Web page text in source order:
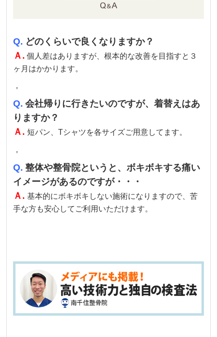
Q. どのくらいで良くなりますか？
Ａ. 個人差はありますが、根本的な改善を目指すと３
ヶ月はかかります。
，
Q. 会社帰りに行きたいのですが、着替えはあ
りますか？
Ａ.短パン、Tシャツを各サイズご用意してます。
，
Q. 整体や整骨院というと、ボキボキする痛い
イメージがあるのですが・・・
Ａ.基本的にボキボキしない施術になりますので、苦
手な方も安心してご利用いただけます。